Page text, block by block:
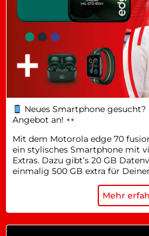
Neues Smartphone
Angebot an!
Mit dem Motorola edge 70
ein stylisches Smartphone mit
Extras. Dazu gibt’s 20 GB
einmalig 500 GB extra für
Mehr